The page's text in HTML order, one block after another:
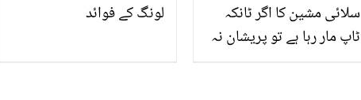
لونگ کے فوائد
سلائی مشین کا اگر ٹانکہ
ٹاپ مار رہا ہے تو پریشان نہ